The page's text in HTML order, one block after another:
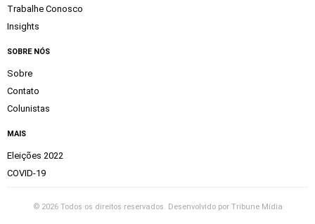
Trabalhe Conosco
Insights
SOBRE NÓS
Sobre
Contato
Colunistas
MAIS
Eleições 2022
COVID-19
© 2026Todos os direitos reservados. Desenvolvido por Tribune Mídia